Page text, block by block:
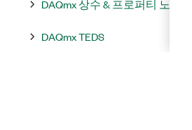
DAQmx 상수 & 프로퍼티 노드
DAQmx TEDS